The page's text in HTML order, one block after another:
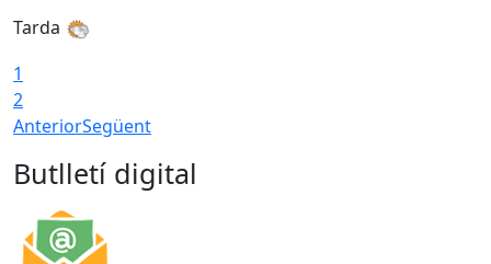
Tarda
1
2
AnteriorSegüent
Butlletí digital